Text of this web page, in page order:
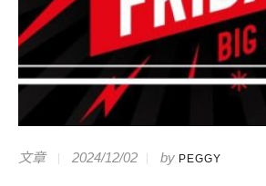
文章 2024/12/02 by PEGGY